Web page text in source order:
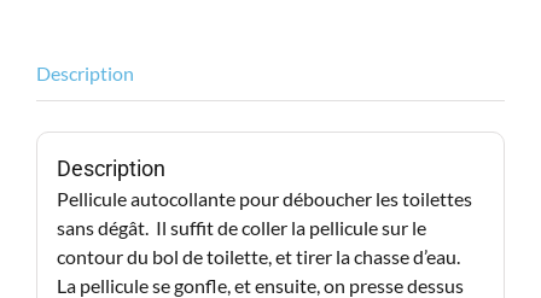
Description
Description
Pellicule autocollante pour déboucher les toilettes
sans dégât. Il suffit de coller la pellicule sur le
contour du bol de toilette, et tirer la chasse d’eau.
La pellicule se gonfle, et ensuite, on presse dessus